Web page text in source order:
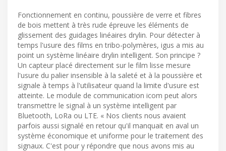
Fonctionnement en continu, poussière de verre et fibres
de bois mettent à très rude épreuve les éléments de
glissement des guidages linéaires drylin. Pour détecter à
temps l'usure des films en tribo-polymères, igus a mis au
point un système linéaire drylin intelligent. Son principe ?
Un capteur placé directement sur le film lisse mesure
l'usure du palier insensible à la saleté et à la poussière et
signale à temps à l'utilisateur quand la limite d'usure est
atteinte. Le module de communication icom peut alors
transmettre le signal à un système intelligent par
Bluetooth, LoRa ou LTE. « Nos clients nous avaient
parfois aussi signalé en retour qu'il manquait en aval un
système économique et uniforme pour le traitement des
signaux. C'est pour y répondre que nous avons mis au